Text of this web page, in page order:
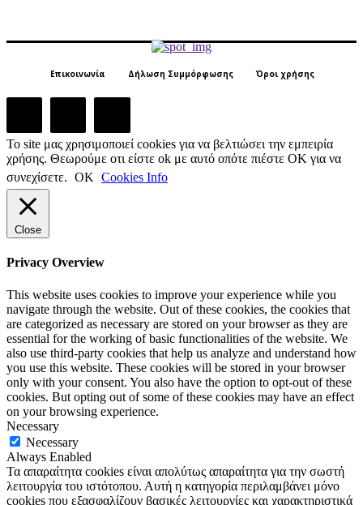
Επικοινωνία Δήλωση Συμμόρφωσης Όροι χρήσης
Το site μας χρησιμοποιεί cookies για να βελτιώσει την εμπειρία
χρήσης. Θεωρούμε οτι είστε ok με αυτό οπότε πιέστε ΟΚ για να
συνεχίσετε. ΟΚ Cookies Info
Close
Privacy Overview
This website uses cookies to improve your experience while you
navigate through the website. Out of these cookies, the cookies that
are categorized as necessary are stored on your browser as they are
essential for the working of basic functionalities of the website. We
also use third-party cookies that help us analyze and understand how
you use this website. These cookies will be stored in your browser
only with your consent. You also have the option to opt-out of these
cookies. But opting out of some of these cookies may have an effect
on your browsing experience.
Necessary
Necessary
Always Enabled
Τα απαραίτητα cookies είναι απολύτως απαραίτητα για την σωστή
λειτουργία του ιστότοπου. Αυτή η κατηγορία περιλαμβάνει μόνο
cookies που εξασφαλίζουν βασικές λειτουργίες και χαρακτηριστικά